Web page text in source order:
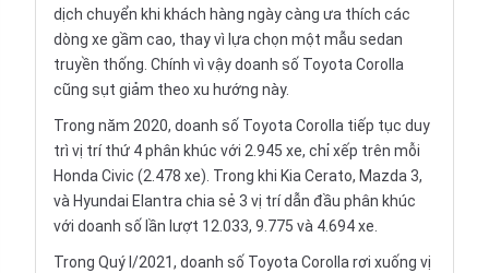
dịch chuyển khi khách hàng ngày càng ưa thích các
dòng xe gầm cao, thay vì lựa chọn một mẫu sedan
truyền thống. Chính vì vậy doanh số Toyota Corolla
cũng sụt giảm theo xu hướng này.
Trong năm 2020, doanh số Toyota Corolla tiếp tục duy
trì vị trí thứ 4 phân khúc với 2.945 xe, chỉ xếp trên mỗi
Honda Civic (2.478 xe). Trong khi Kia Cerato, Mazda 3,
và Hyundai Elantra chia sẻ 3 vị trí dẫn đầu phân khúc
với doanh số lần lượt 12.033, 9.775 và 4.694 xe.
Trong Quý I/2021, doanh số Toyota Corolla rơi xuống vị